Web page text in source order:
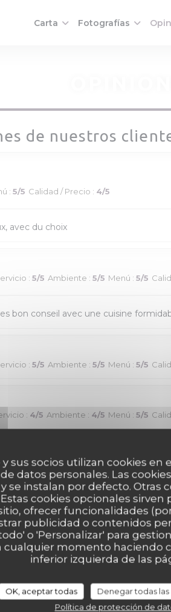
sus socios utilizan cookies
datos personales. Las
se instalan por defecto. Otras
cookies opcionales sirven
ofrecer funcionalidades
publicidad o contenidos
o 'Personalizar' para
cualquier momento haciendo
inferior izquierda de las
OK, aceptar todas Denegar todas
Política de protección de
Carta Fotografías
de nuestros
: 5/5 Calidad / Precio : 4/5
avec du choix
: 5/5 Ambiente : 5/5 Menú : 5/5
bon conseil avec une cuisine
: 5/5 Ambiente : 5/5 Menú : 5/5
: 4/5 Ambiente : 4/5 Menú : 5/5
de choisir. Tout était excellent !!
: 5/5 Ambiente: 5/5 Menú :5/5
très bonne adresse et un
:5/5 Ambiente :5/5 Menú:5/5